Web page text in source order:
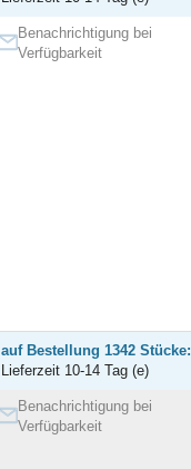
Benachrichtigung bei
Verfügbarkeit
auf Bestellung 1342 Stücke:
Lieferzeit 10-14 Tag (e)
Benachrichtigung bei
Verfügbarkeit